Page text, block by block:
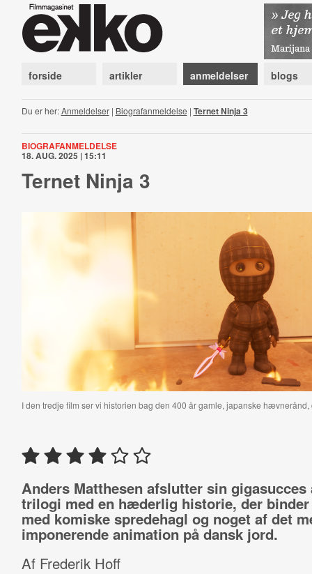
forside artikler anmeldelser blogs
Du er her:Anmeldelser| Biografanmeldelse | Ternet Ninja 3
BIOGRAFANMELDELSE
18. AUG. 2025 | 15:11
Ternet Ninja 3
I den tredje film ser vi historien bag den 400 år gamle, japanske
Anders Matthesen afslutter sin gigasucces
trilogi med en hæderlig historie, der
med komiske spredehagl og noget af det
imponerende animation på dansk jord.
Af Frederik Hoff